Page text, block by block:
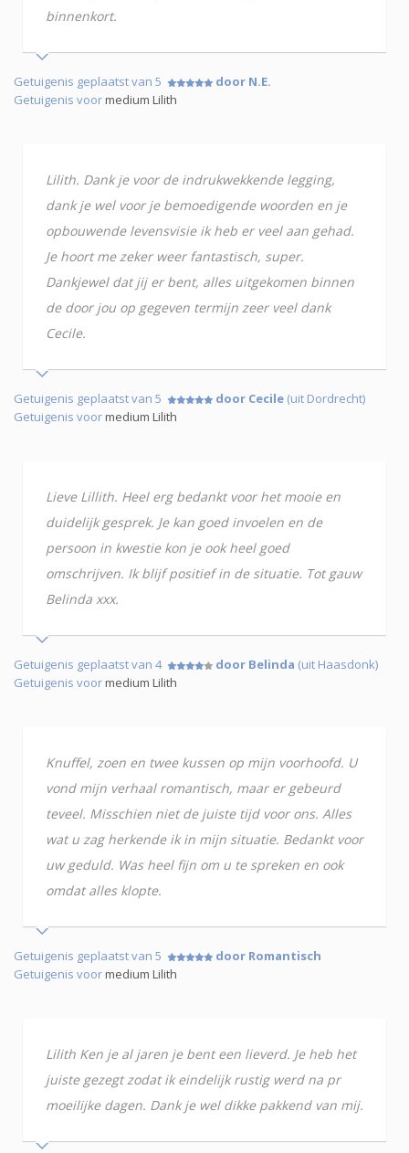
binnenkort.
Getuigenis geplaatst van 5
door N.E.
Getuigenis voormedium Lilith
Lilith. Dank je voor de indrukwekkende legging,
dank je wel voor je bemoedigende woorden en je
opbouwende levensvisie ik heb er veel aan gehad.
Je hoort me zeker weer fantastisch, super.
Dankjewel dat jij er bent, alles uitgekomen binnen
de door jou op gegeven termijn zeer veel dank
Cecile.
Getuigenis geplaatst van 5 door Cecile (uit Dordrecht)
Getuigenis voormedium Lilith
Lieve Lillith. Heel erg bedankt voor het mooie en
duidelijk gesprek. Je kan goed invoelen en de
persoon in kwestie kon je ook heel goed
omschrijven. Ik blijf positief in de situatie. Tot gauw
Belinda xxx.
Getuigenis geplaatst van 4 door Belinda (uit Haasdonk)
Getuigenis voormedium Lilith
Knuffel, zoen en twee kussen op mijn voorhoofd. U
vond mijn verhaal romantisch, maar er gebeurd
teveel. Misschien niet de juiste tijd voor ons. Alles
wat u zag herkende ik in mijn situatie. Bedankt voor
uw geduld. Was heel fijn om u te spreken en ook
omdat alles klopte.
Getuigenis geplaatst van 5
door Romantisch
Getuigenis voormedium Lilith
Lilith Ken je al jaren je bent een lieverd. Je heb het
juiste gezegt zodat ik eindelijk rustig werd na pr
moeilijke dagen. Dank je wel dikke pakkend van mij.